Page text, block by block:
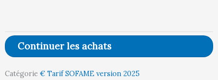
200
Roulettes
Continuer les achats
Catégorie € Tarif SOFAME version 2025